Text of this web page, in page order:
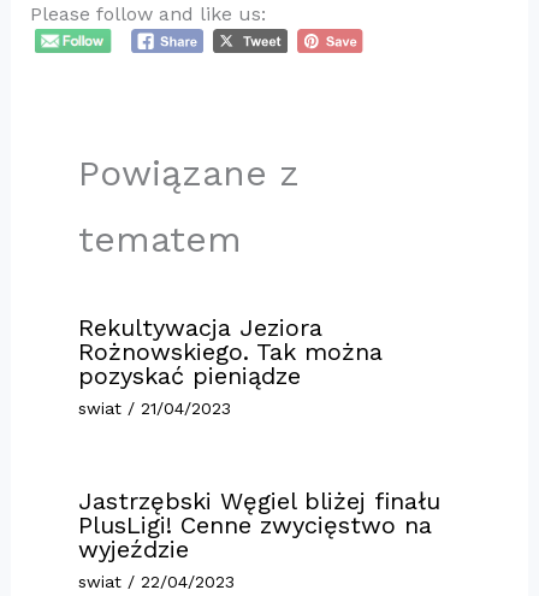
Please follow and like us:
Powiązane z
tematem
Rekultywacja Jeziora
Rożnowskiego. Tak można
pozyskać pieniądze
swiat/ 21/04/2023
Jastrzębski Węgiel bliżej finału
PlusLigi! Cenne zwycięstwo na
wyjeździe
swiat/ 22/04/2023